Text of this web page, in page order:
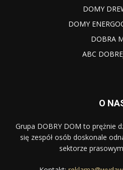
DOMY
DOMY
DOBRA
ABC
O
Grupa DOBRY DOM to prężnie
się zespół osób doskonale
sektorze